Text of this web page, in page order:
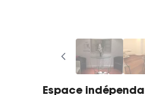
Espace